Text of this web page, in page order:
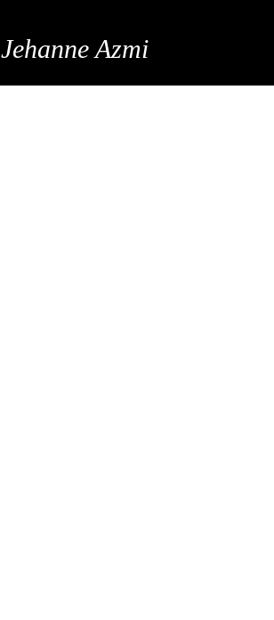
Jehanne Azmi